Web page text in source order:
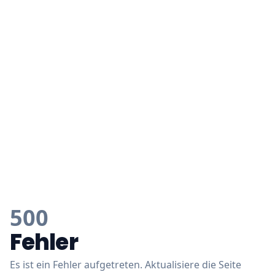
500
Fehler
Es ist ein Fehler aufgetreten. Aktualisiere die Seite